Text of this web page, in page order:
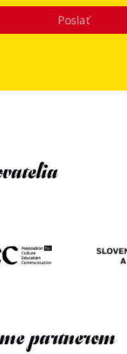
Poslať
partnerom